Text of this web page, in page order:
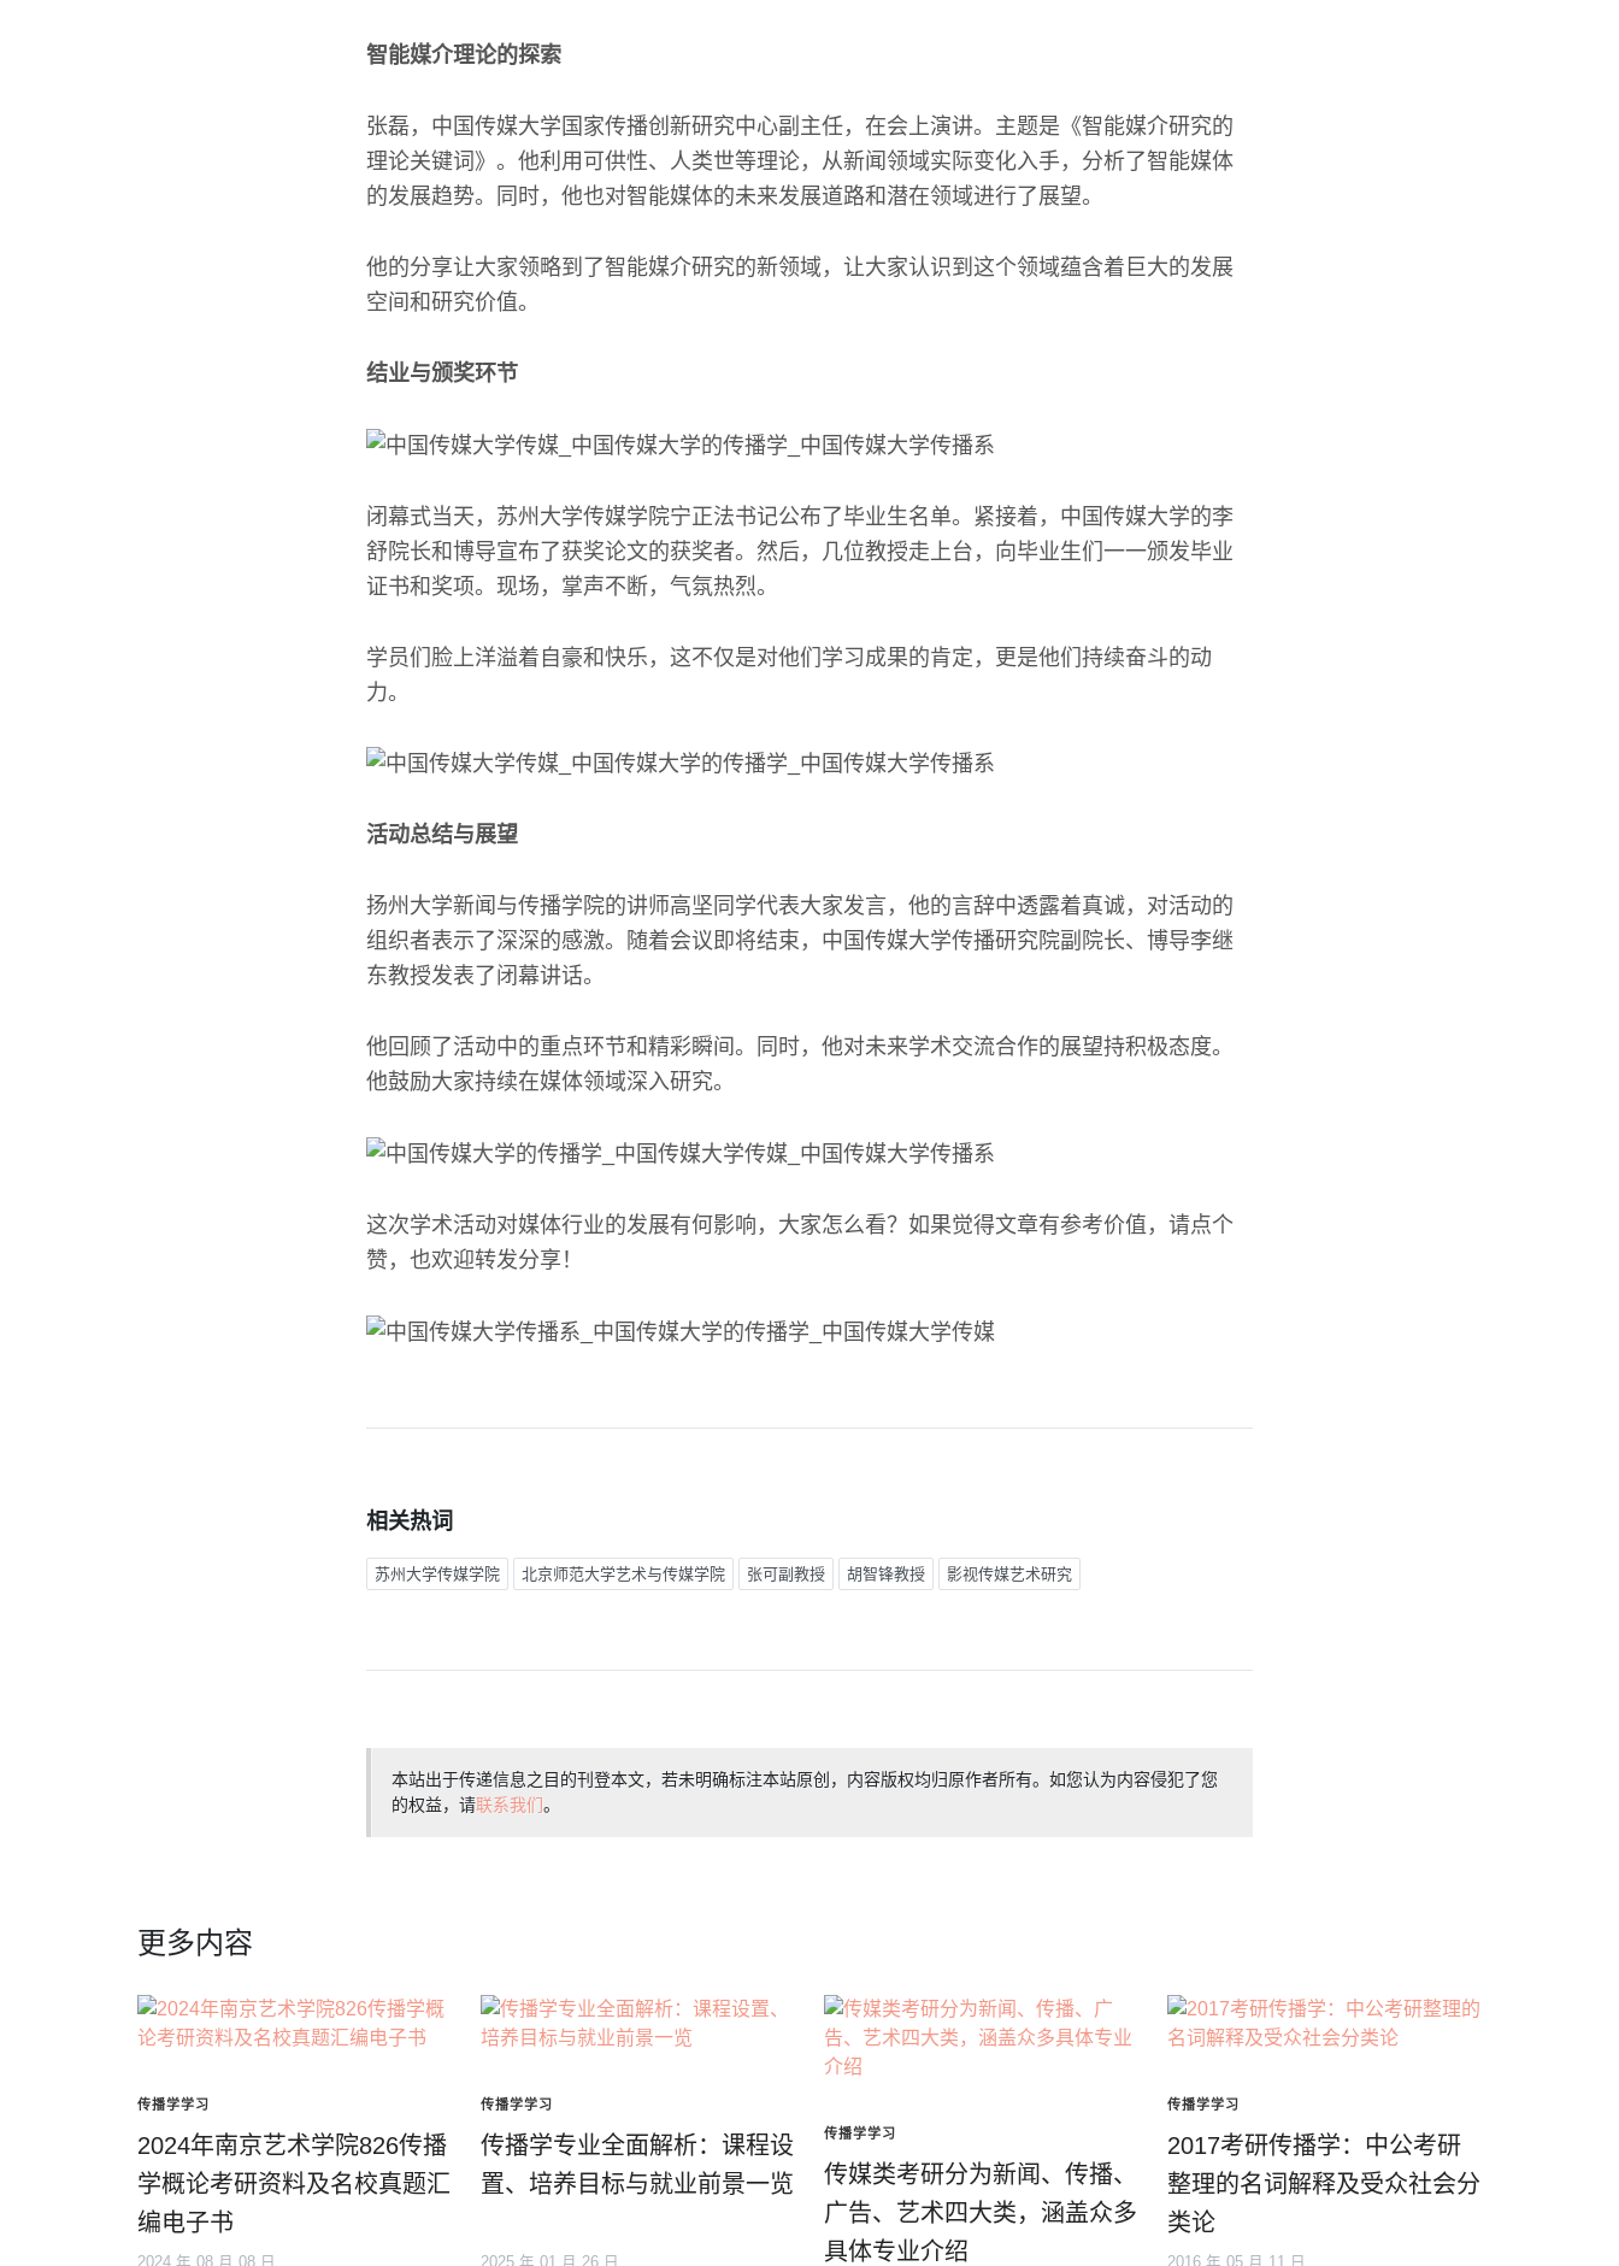
智能媒介理论的探索
张磊，中国传媒大学国家传播创新研究中心副主任，在会上演讲。主题是《智能媒介研究的
理论关键词》。他利用可供性、人类世等理论，从新闻领域实际变化入手，分析了智能媒体
的发展趋势。同时，他也对智能媒体的未来发展道路和潜在领域进行了展望。
他的分享让大家领略到了智能媒介研究的新领域，让大家认识到这个领域蕴含着巨大的发展
空间和研究价值。
结业与颁奖环节
闭幕式当天，苏州大学传媒学院宁正法书记公布了毕业生名单。紧接着，中国传媒大学的李
舒院长和博导宣布了获奖论文的获奖者。然后，几位教授走上台，向毕业生们一一颁发毕业
证书和奖项。现场，掌声不断，气氛热烈。
学员们脸上洋溢着自豪和快乐，这不仅是对他们学习成果的肯定，更是他们持续奋斗的动
力。
活动总结与展望
扬州大学新闻与传播学院的讲师高坚同学代表大家发言，他的言辞中透露着真诚，对活动的
组织者表示了深深的感激。随着会议即将结束，中国传媒大学传播研究院副院长、博导李继
东教授发表了闭幕讲话。
他回顾了活动中的重点环节和精彩瞬间。同时，他对未来学术交流合作的展望持积极态度。
他鼓励大家持续在媒体领域深入研究。
这次学术活动对媒体行业的发展有何影响，大家怎么看？如果觉得文章有参考价值，请点个
赞，也欢迎转发分享！
相关热词
苏州大学传媒学院 北京师范大学艺术与传媒学院 张可副教授 胡智锋教授 影视传媒艺术研究
本站出于传递信息之目的刊登本文，若未明确标注本站原创，内容版权均归原作者所有。如您认为内容侵犯了您
的权益，请联系我们。
更多内容
传播学学习
2024年南京艺术学院826传播
学概论考研资料及名校真题汇
编电子书
2024 年 08 月 08 日
传播学学习
传播学专业全面解析：课程设
置、培养目标与就业前景一览
2025 年 01 月 26 日
传播学学习
传媒类考研分为新闻、传播、
广告、艺术四大类，涵盖众多
具体专业介绍
传播学学习
2017考研传播学：中公考研
整理的名词解释及受众社会分
类论
2016 年 05 月 11 日